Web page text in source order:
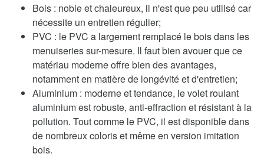
Bois : noble et chaleureux, il n'est que peu utilisé car
nécessite un entretien régulier;
PVC : le PVC a largement remplacé le bois dans les
menuiseries sur-mesure. Il faut bien avouer que ce
matériau moderne offre bien des avantages,
notamment en matière de longévité et d'entretien;
Aluminium : moderne et tendance, le volet roulant
aluminium est robuste, anti-effraction et résistant à la
pollution. Tout comme le PVC, il est disponible dans
de nombreux coloris et même en version imitation
bois.